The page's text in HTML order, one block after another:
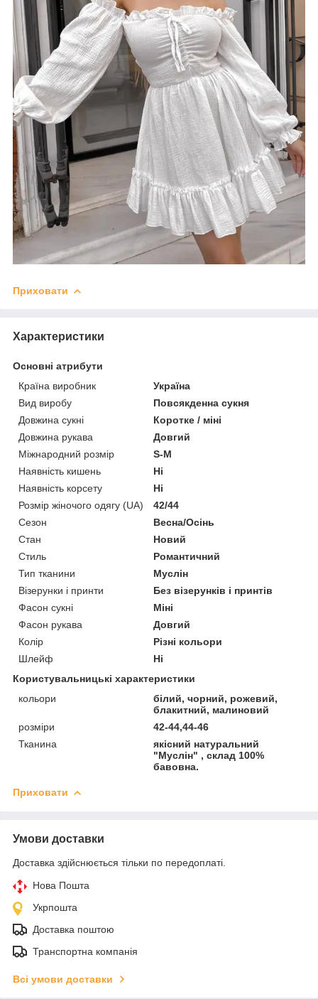
Приховати
Характеристики
Основні атрибути
Країна виробник
Україна
Вид виробу
Повсякденна сукня
Довжина сукні
Коротке / міні
Довжина рукава
Довгий
Міжнародний розмір
S-M
Наявність кишень
Ні
Наявність корсету
Ні
Розмір жіночого одягу (UA)
42/44
Сезон
Весна/Осінь
Стан
Новий
Стиль
Романтичний
Тип тканини
Муслін
Візерунки і принти
Без візерунків і принтів
Фасон сукні
Міні
Фасон рукава
Довгий
Колір
Різні кольори
Шлейф
Ні
Користувальницькі характеристики
кольори
білий, чорний, рожевий,
блакитний, малиновий
розміри
42-44,44-46
Тканина
якісний натуральний
"Муслін" , склад 100%
бавовна.
Приховати
Умови доставки
Доставка здійснюється тільки по передоплаті.
Нова Пошта
Укрпошта
Доставка поштою
Транспортна компанія
Всі умови доставки